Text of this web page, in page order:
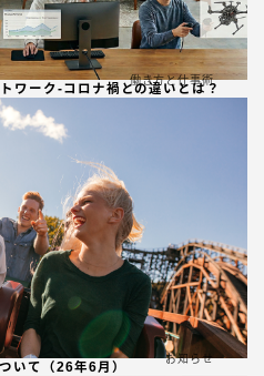
ワーク-コロナ禍との違いとは？
働き方と仕事術
いて（26年6月）
お知らせ